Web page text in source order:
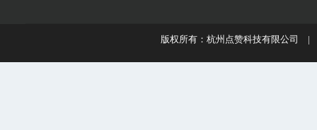
版权所有：杭州点赞科技有限公司